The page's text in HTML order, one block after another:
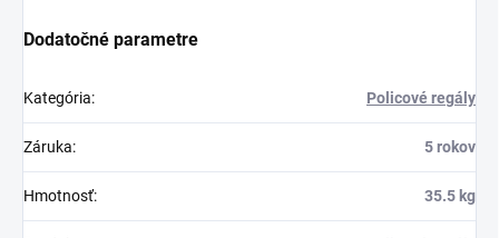
Dodatočné parametre
Kategória: Policové regály
Záruka: 5 rokov
Hmotnosť: 35.5 kg